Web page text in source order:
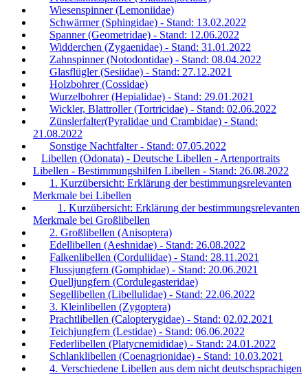
Wiesenspinner (Lemoniidae)
Schwärmer (Sphingidae) - Stand: 13.02.2022
Spanner (Geometridae) - Stand: 12.06.2022
Widderchen (Zygaenidae) - Stand: 31.01.2022
Zahnspinner (Notodontidae) - Stand: 08.04.2022
Glasflügler (Sesiidae) - Stand: 27.12.2021
Holzbohrer (Cossidae)
Wurzelbohrer (Hepialidae) - Stand: 29.01.2021
Wickler, Blattroller (Tortricidae) - Stand: 02.06.2022
Zünslerfalter(Pyralidae und Crambidae) - Stand:
21.08.2022
Sonstige Nachtfalter - Stand: 07.05.2022
Libellen (Odonata) - Deutsche Libellen - Artenportraits
Libellen - Bestimmungshilfen Libellen - Stand: 26.08.2022
1. Kurzübersicht: Erklärung der bestimmungsrelevanten
Merkmale bei Libellen
1. Kurzübersicht: Erklärung der bestimmungsrelevanten
Merkmale bei Großlibellen
2. Großlibellen (Anisoptera)
Edellibellen (Aeshnidae) - Stand: 26.08.2022
Falkenlibellen (Corduliidae) - Stand: 28.11.2021
Flussjungfern (Gomphidae) - Stand: 20.06.2021
Quelljungfern (Cordulegasteridae)
Segellibellen (Libellulidae) - Stand: 22.06.2022
3. Kleinlibellen (Zygoptera)
Prachtlibellen (Calopterygidae) - Stand: 02.02.2021
Teichjungfern (Lestidae) - Stand: 06.06.2022
Federlibellen (Platycnemididae) - Stand: 24.01.2022
Schlanklibellen (Coenagrionidae) - Stand: 10.03.2021
4. Verschiedene Libellen aus dem nicht deutschsprachigen